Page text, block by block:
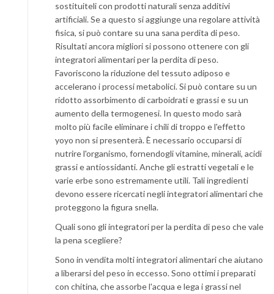
sostituiteli con prodotti naturali senza additivi
artificiali. Se a questo si aggiunge una regolare attività
fisica, si può contare su una sana perdita di peso.
Risultati ancora migliori si possono ottenere con gli
integratori alimentari per la perdita di peso.
Favoriscono la riduzione del tessuto adiposo e
accelerano i processi metabolici. Si può contare su un
ridotto assorbimento di carboidrati e grassi e su un
aumento della termogenesi. In questo modo sarà
molto più facile eliminare i chili di troppo e l'effetto
yoyo non si presenterà. È necessario occuparsi di
nutrire l'organismo, fornendogli vitamine, minerali, acidi
grassi e antiossidanti. Anche gli estratti vegetali e le
varie erbe sono estremamente utili. Tali ingredienti
devono essere ricercati negli integratori alimentari che
proteggono la figura snella.
Quali sono gli integratori per la perdita di peso che vale
la pena scegliere?
Sono in vendita molti integratori alimentari che aiutano
a liberarsi del peso in eccesso. Sono ottimi i preparati
con chitina, che assorbe l'acqua e lega i grassi nel